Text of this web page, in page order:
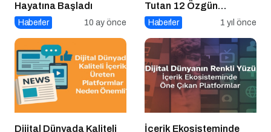
Hayatına Başladı
Haberler 10 ay önce
Tutan 12 Özgün
Platform
Haberler 1 yıl önce
Dijital Dünyada Kaliteli
İçerik Ekosisteminde